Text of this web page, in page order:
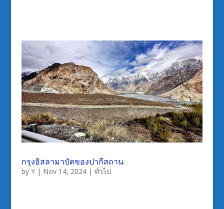
กรุงอิสลามาบัดของปากีสถาน
by Y| Nov 14, 2024| ทั่วไป